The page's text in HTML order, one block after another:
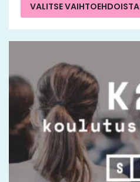
VALITSE VAIHTOEHDOISTA